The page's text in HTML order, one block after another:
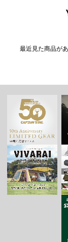
最近見た商品があ